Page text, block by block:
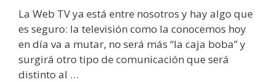
La Web TV ya está entre nosotros y hay algo que
es seguro: la televisión como la conocemos hoy
en día va a mutar, no será más “la caja boba” y
surgirá otro tipo de comunicación que será
distinto al …